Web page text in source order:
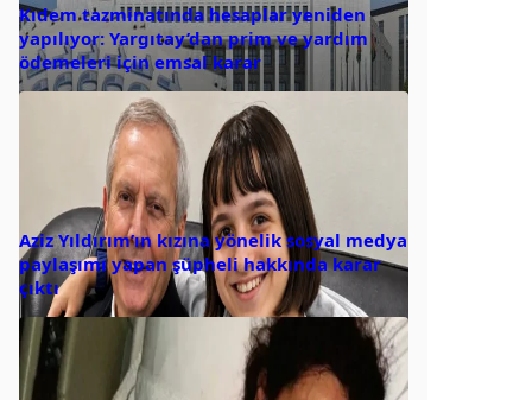
Kıdem tazminatında hesaplar yeniden
yapılıyor: Yargıtay’dan prim ve yardım
ödemeleri için emsal karar
Aziz Yıldırım’ın kızına yönelik sosyal medya
paylaşımı yapan şüpheli hakkında karar
çıktı